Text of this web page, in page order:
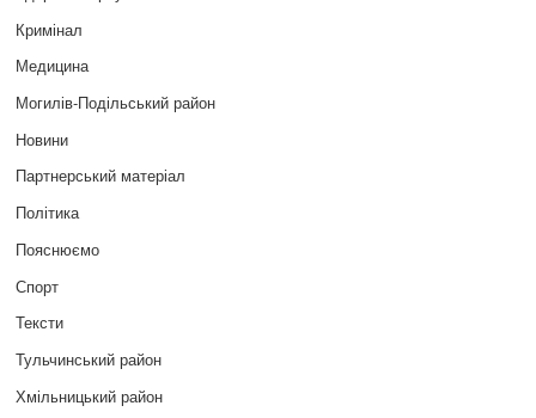
Кримінал
Медицина
Могилів-Подільський район
Новини
Партнерський матеріал
Політика
Пояснюємо
Спорт
Тексти
Тульчинський район
Хмільницький район